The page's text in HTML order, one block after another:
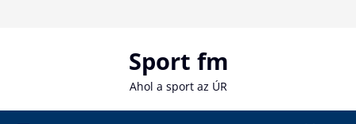
Sport fm
Ahol a sport az ÚR